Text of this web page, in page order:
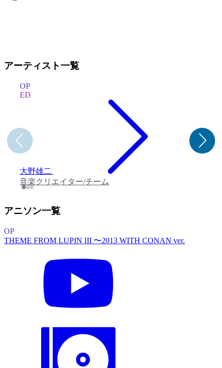
アーティスト一覧
OP
ED
大野雄二
音楽クリエイター/チーム
アニソン一覧
OP
THEME FROM LUPIN III 〜2013 WITH CONAN ver.